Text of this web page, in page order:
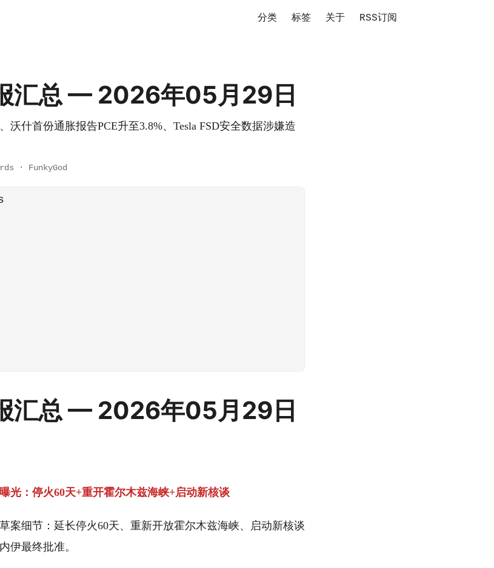
分类 标签 关于 RSS订阅
汇总 — 2026年05月29日
沃什首份通胀报告PCE升至3.8%、Tesla FSD安全数据涉嫌造
· FunkyGod
汇总 — 2026年05月29日
光：停火60天+重开霍尔木兹海峡+启动新核谈
案细节：延长停火60天、重新开放霍尔木兹海峡、启动新核谈
伊最终批准。